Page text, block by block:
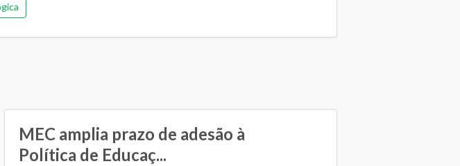
MEC amplia prazo de adesão à
Política de Educaç...